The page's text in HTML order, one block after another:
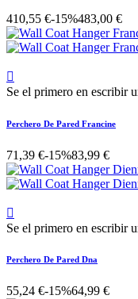
410,55 €-15%483,00 €

Se el primero en escribir
Perchero De Pared Francine
71,39 €-15%83,99 €

Se el primero en escribir
Perchero De Pared Dna
55,24 €-15%64,99 €